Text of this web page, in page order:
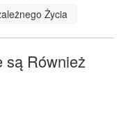
Życia
są Również